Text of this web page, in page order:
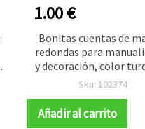
1.00 €
Bonitas cuentas de
redondas para
y decoración, color
7x8 mm, agujero 2-3
Sku: 102374
Añadir al carrito